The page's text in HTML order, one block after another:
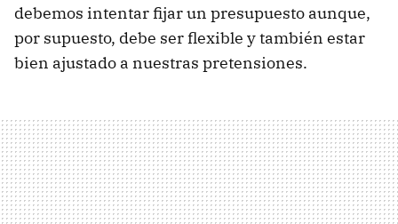
debemos intentar fijar un presupuesto aunque,
por supuesto, debe ser flexible y también estar
bien ajustado a nuestras pretensiones.